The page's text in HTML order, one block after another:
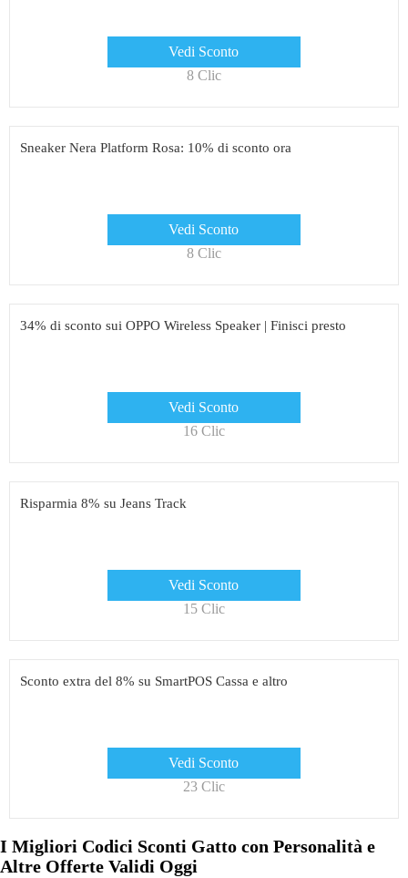
Vedi Sconto
8 Clic
Sneaker Nera Platform Rosa: 10% di sconto ora
Vedi Sconto
8 Clic
34% di sconto sui OPPO Wireless Speaker | Finisci presto
Vedi Sconto
16 Clic
Risparmia 8% su Jeans Track
Vedi Sconto
15 Clic
Sconto extra del 8% su SmartPOS Cassa e altro
Vedi Sconto
23 Clic
I Migliori Codici Sconti Gatto con Personalità e
Altre Offerte Validi Oggi